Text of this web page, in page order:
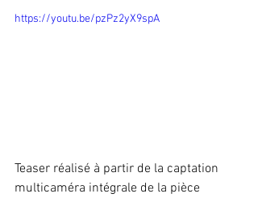
https://youtu.be/pzPz2yX9spA
Teaser réalisé à partir de la captation
multicaméra intégrale de la pièce